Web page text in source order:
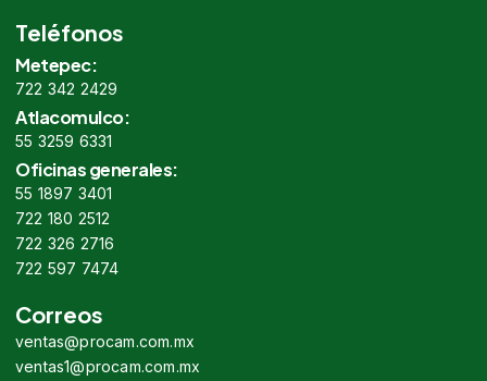
Teléfonos
Metepec:
722 342 2429
Atlacomulco:
55 3259 6331
Oficinas generales:
55 1897 3401
722 180 2512
722 326 2716
722 597 7474
Correos
ventas@procam.com.mx
ventas1@procam.com.mx